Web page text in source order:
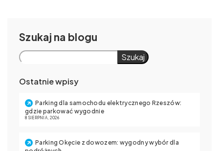
Szukaj
Szukaj
Ostatnie wpisy
Parking dla samochodu elektrycznego Rzeszów:
gdzie parkować wygodnie
8 SIERPNIA, 2026
Parking Okęcie z dowozem: wygodny wybór dla